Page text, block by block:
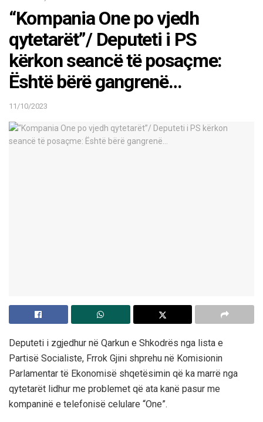
“Kompania One po vjedh
qytetarët”/ Deputeti i PS
kërkon seancë të posaçme:
Është bërë gangrenë…
11/10/2023
Deputeti i zgjedhur në Qarkun e Shkodrës nga lista e
Partisë Socialiste, Frrok Gjini shprehu në Komisionin
Parlamentar të Ekonomisë shqetësimin që ka marrë nga
qytetarët lidhur me problemet që ata kanë pasur me
kompaninë e telefonisë celulare “One”.